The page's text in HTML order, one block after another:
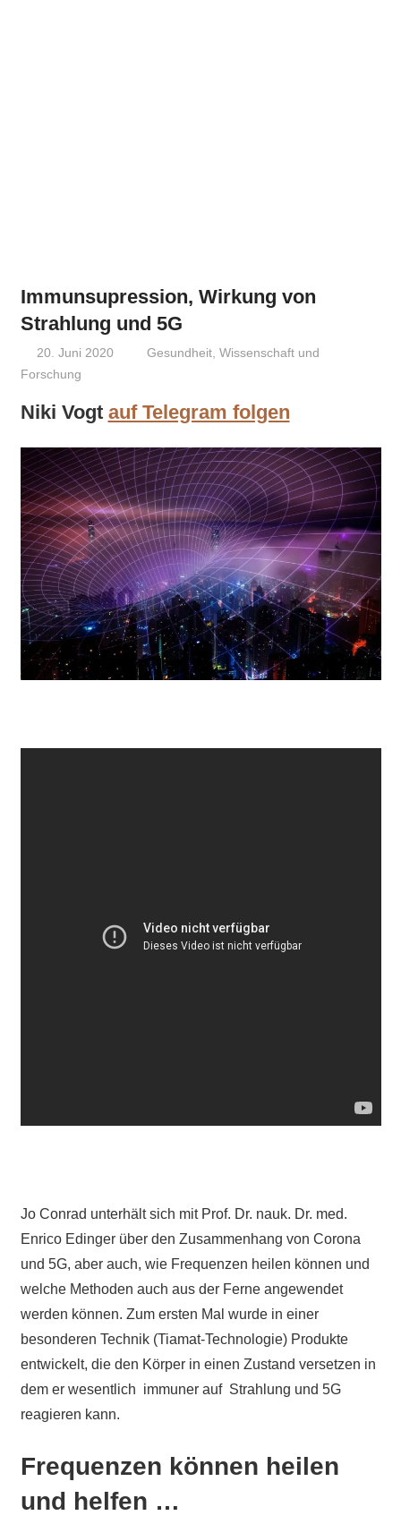
Immunsupression, Wirkung von
Strahlung und 5G
20. Juni 2020 Niki Vogt
Gesundheit,Wissenschaft und
Forschung
Niki Vogt auf Telegram folgen
Jo Conrad unterhält sich mit Prof. Dr. nauk. Dr. med.
Enrico Edinger über den Zusammenhang von Corona
und 5G, aber auch, wie Frequenzen heilen können und
welche Methoden auch aus der Ferne angewendet
werden können. Zum ersten Mal wurde in einer
besonderen Technik (Tiamat-Technologie) Produkte
entwickelt, die den Körper in einen Zustand versetzen in
dem er wesentlich immuner auf Strahlung und 5G
reagieren kann.
Frequenzen können heilen
und helfen …